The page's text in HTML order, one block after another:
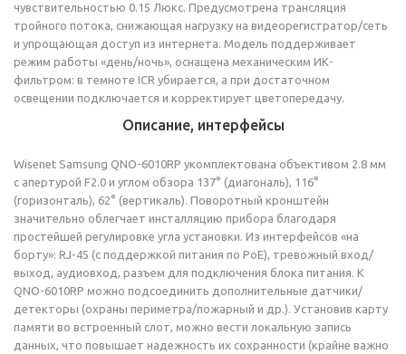
чувствительностью 0.15 Люкс. Предусмотрена трансляция
тройного потока, снижающая нагрузку на видеорегистратор/сеть
и упрощающая доступ из интернета. Модель поддерживает
режим работы «день/ночь», оснащена механическим ИК-
фильтром: в темноте ICR убирается, а при достаточном
освещении подключается и корректирует цветопередачу.
Описание, интерфейсы
Wisenet Samsung QNO-6010RP укомплектована объективом 2.8 мм
с апертурой F2.0 и углом обзора 137° (диагональ), 116°
(горизонталь), 62° (вертикаль). Поворотный кронштейн
значительно облегчает инсталляцию прибора благодаря
простейшей регулировке угла установки. Из интерфейсов «на
борту»: RJ-45 (с поддержкой питания по PoE), тревожный вход/
выход, аудиовход, разъем для подключения блока питания. К
QNO-6010RP можно подсоединить дополнительные датчики/
детекторы (охраны периметра/пожарный и др.). Установив карту
памяти во встроенный слот, можно вести локальную запись
данных, что повышает надежность их сохранности (крайне важно